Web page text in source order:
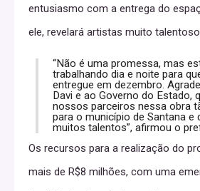
entusiasmo com a entrega do
ele, revelará artistas muito
“Não é uma promessa, mas
trabalhando dia e noite para
entregue em dezembro.
Davi e ao Governo do Estado,
nossos parceiros nessa obra
para o município de Santana e
muitos talentos”, afirmou o
Os recursos para a realização do
mais de R$8 milhões, com uma